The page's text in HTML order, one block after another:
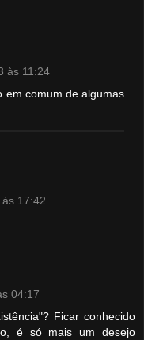
às 11:24
em comum de algumas
17:42
04:17
Ficar conhecido
é só mais um desejo